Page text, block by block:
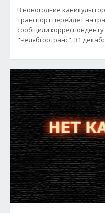
В новогодние каникулы
транспорт перейдет на
сообщили
"Челябгортранс", 31